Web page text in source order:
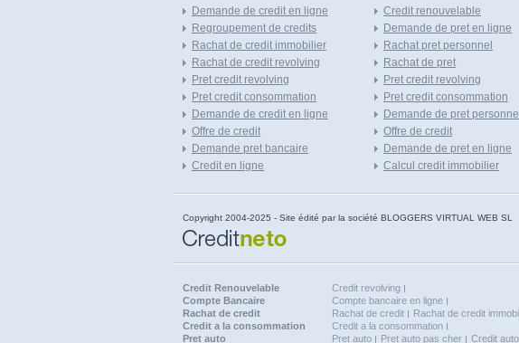
Demande de credit en ligne
Regroupement de credits
Rachat de credit immobilier
Rachat de credit revolving
Pret credit revolving
Pret credit consommation
Demande de credit en ligne
Offre de credit
Demande pret bancaire
Credit en ligne
Credit renouvelable
Demande de pret en ligne
Rachat pret personnel
Rachat de pret
Pret credit revolving
Pret credit consommation
Demande de pret personnel
Offre de credit
Demande de pret en ligne
Calcul credit immobilier
Copyright 2004-2025 - Site édité par la société BLOGGERS VIRTUAL WEB SL
Credit Renouvelable
Credit revolving
Compte Bancaire
Compte bancaire en ligne
Rachat de credit
Rachat de credit
Rachat de credit
Credit a la consommation
Credit a la consommation
Pret auto
Pret auto Pret auto pas cher Credit